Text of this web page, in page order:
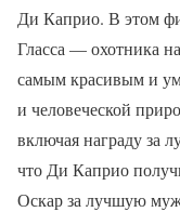
Ди Каприо. В этом
Гласса — охотника
самым красивым и
и человеческой
включая награду за
что Ди Каприо
Оскар за лучшую